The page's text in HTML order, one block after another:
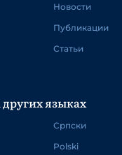
Новости
Публикации
Статьи
языках
Српски
Polski